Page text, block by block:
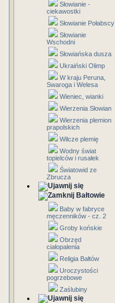
Słowianie -
ciekawostki
Słowianie Połabscy
Słowianie
Wschodni
Słowiańska dusza
Ukraiński Olimp
W kraju Peruna,
Swaroga i Welesa
Wieniec, wianki
Wierzenia Słowian
Wierzenia plemion
prapolskich
Wilcze plemię
Wodny świat
topielców i rusałek
Światowid ze
Zbrucza
Bałtowie
Baby w fabryce
męczenników - cz. 2
Groby końskie
Obrzęd
ciałopalenia
Religia Bałtów
Uroczystości
pogrzebowe
Zaślubiny